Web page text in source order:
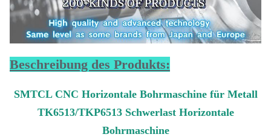
Beschreibung des Produkts:
SMTCL CNC Horizontale Bohrmaschine für Metall
TK6513/TKP6513 Schwerlast Horizontale
Bohrmaschine